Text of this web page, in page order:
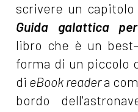
scrivere un
Guida galattica
libro che è un
forma di un piccolo
di eBook readera
bordo